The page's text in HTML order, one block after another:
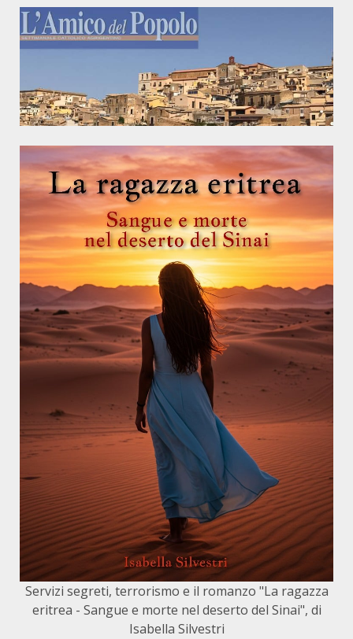
Servizi segreti, terrorismo e il romanzo "La ragazza
eritrea - Sangue e morte nel deserto del Sinai", di
Isabella Silvestri